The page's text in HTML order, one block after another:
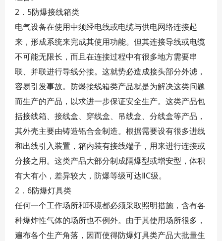
2．5防爆接线箱类
电气设备在使用中须经电线或电缆与供电网络连接起
来，形成系统来完成其使用功能。但其连接导线或电缆
不可能无限长，而且在连接过程中有很多地方需要串
联、并联进行导线分接。这就势必造成接头部分外滤，
容易引发事故。防爆接线箱类产品就是为解决这类问题
而生产的产品，以求进一步保证安全生产。这类产品包
括接线箱、接线盒、穿线盒、吊线盒、分线盒等产品，
其外壳主要由铸造铝合金制造。根据需要设有很多进线
和出线引入装置，箱内装有接线端子，用来进行连接或
分接之用。这类产品大部分制成隔爆型或增安型，体积
有大有小，差异较大，防爆等级可达ⅡC级。
2．6防爆灯具类
任何一个工作场所和环境都必须采取照明措施，含有各
种爆炸性气体的场所也不例外。由于其使用场所很多，
遍布各个生产角落，因而使得防爆灯具类产品大批量生